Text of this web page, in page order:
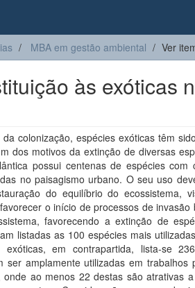
MBA em gestão ambiental Ver
às exóticas
colonização, espécies exóticas têm
dos motivos da extinção de diversas
possui centenas de espécies com
no paisagismo urbano. O seu uso
do equilíbrio do ecossistema,
o início de processos de invasão
favorecendo a extinção de
listadas as 100 espécies mais
em contrapartida, lista-se
ser amplamente utilizadas em trabalhos
onde ao menos 22 destas são atrativas